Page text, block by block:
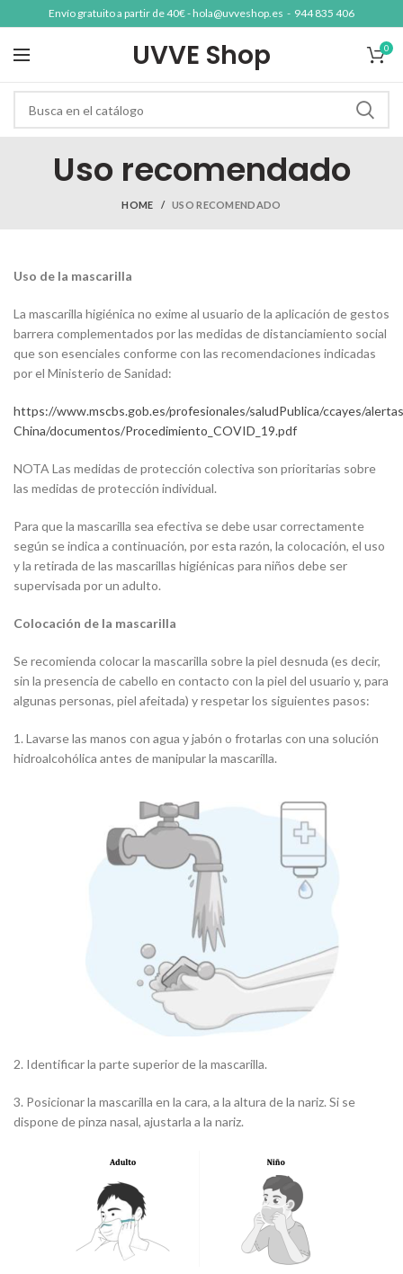
Envío gratuito a partir de 40€ -hola@uvveshop.es - 944 835 406
UVVE Shop 0
Uso recomendado
HOME USO RECOMENDADO
Uso de la mascarilla
La mascarilla higiénica no exime al usuario de la aplicación de gestos
barrera complementados por las medidas de distanciamiento social
que son esenciales conforme con las recomendaciones indicadas
por el Ministerio de Sanidad:
https://www.mscbs.gob.es/profesionales/saludPublica/ccayes/
China/documentos/Procedimiento_COVID_19.pdf
NOTA Las medidas de protección colectiva son prioritarias sobre
las medidas de protección individual.
Para que la mascarilla sea efectiva se debe usar correctamente
según se indica a continuación, por esta razón, la colocación, el uso
y la retirada de las mascarillas higiénicas para niños debe ser
supervisada por un adulto.
Colocación de la mascarilla
Se recomienda colocar la mascarilla sobre la piel desnuda (es decir,
sin la presencia de cabello en contacto con la piel del usuario y, para
algunas personas, piel afeitada) y respetar los siguientes pasos:
1. Lavarse las manos con agua y jabón o frotarlas con una solución
hidroalcohólica antes de manipular la mascarilla.
2. Identificar la parte superior de la mascarilla.
3. Posicionar la mascarilla en la cara, a la altura de la nariz. Si se
dispone de pinza nasal, ajustarla a la nariz.